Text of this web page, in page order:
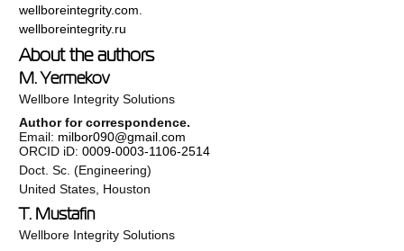
wellboreintegrity.com.
wellboreintegrity.ru
About the authors
M. Yermekov
Wellbore Integrity Solutions
Author for correspondence.
Email: milbor090@gmail.com
ORCID iD:0009-0003-1106-2514
Doct. Sc. (Engineering)
United States, Houston
T. Mustafin
Wellbore Integrity Solutions